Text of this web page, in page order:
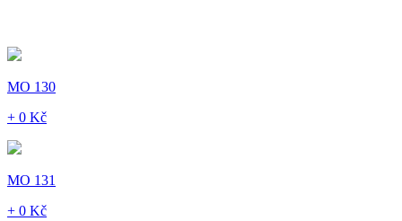
MO 130
+ 0 Kč
MO 131
+ 0 Kč